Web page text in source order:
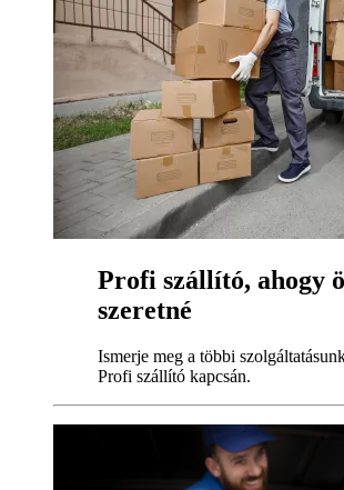
Profi szállító, ahogy
szeretné
Ismerje meg a többi
Profi szállító kapcsán.